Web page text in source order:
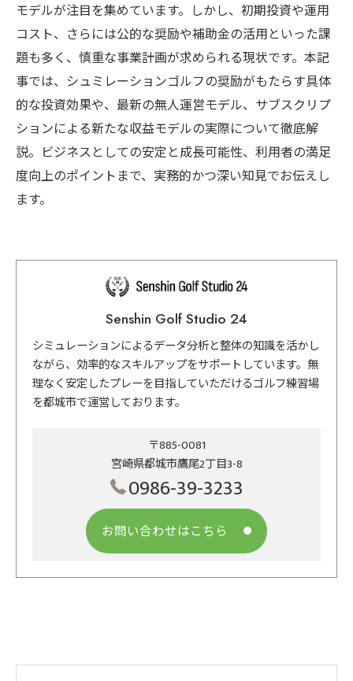
モデルが注目を集めています。しかし、初期投資や運用
コスト、さらには公的な奨励や補助金の活用といった課
題も多く、慎重な事業計画が求められる現状です。本記
事では、シュミレーションゴルフの奨励がもたらす具体
的な投資効果や、最新の無人運営モデル、サブスクリプ
ションによる新たな収益モデルの実際について徹底解
説。ビジネスとしての安定と成長可能性、利用者の満足
度向上のポイントまで、実務的かつ深い知見でお伝えし
ます。
Senshin Golf Studio 24
シミュレーションによるデータ分析と整体の知識を活かし
ながら、効率的なスキルアップをサポートしています。無
理なく安定したプレーを目指していただけるゴルフ練習場
を都城市で運営しております。
〒885-0081
宮崎県都城市鷹尾2丁目3-8
0986-39-3233
お問い合わせはこちら